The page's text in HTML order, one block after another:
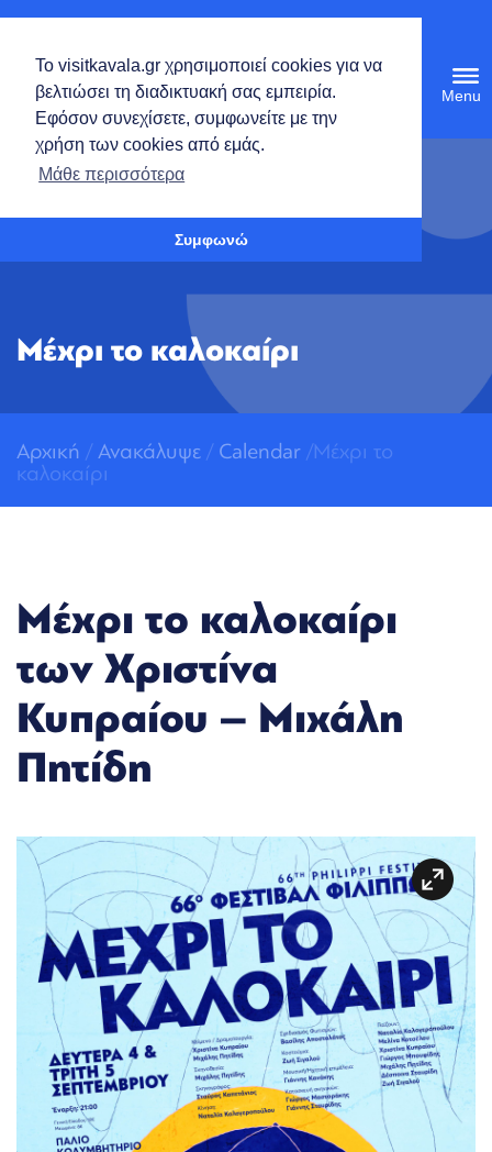
Ανοίξτε τη γραμμή εργαλείων
Το visitkavala.gr χρησιμοποιεί cookies για να
βελτιώσει τη διαδικτυακή σας εμπειρία.
Εφόσον συνεχίσετε, συμφωνείτε με την
χρήση των cookies από εμάς.
Μάθε περισσότερα
Συμφωνώ
Μέχρι το καλοκαίρι
Αρχική / Ανακάλυψε / Calendar /Μέχρι το
καλοκαίρι
Μέχρι το καλοκαίρι
των Χριστίνα
Κυπραίου – Μιχάλη
Πητίδη